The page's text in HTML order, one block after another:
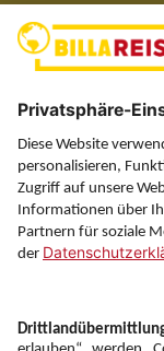
Über
Folgen
Newsletter: